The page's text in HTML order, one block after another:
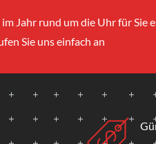
Jahr rund um die Uhr für Sie
Sie uns einfach an